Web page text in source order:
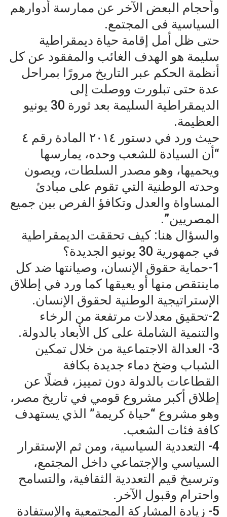
وأحجام البعض الآخر عن ممارسة أدوارهم
السياسية فى المجتمع.
حتى ظل أمل إقامة حياة ديمقراطية
سليمة هو الهدف الغائب والمفقود عن كل
أنظمة الحكم عبر التاريخ مرورًا بمراحل
عدة حتى تبلورت ووصلت إلى
الديمقراطية السليمة بعد ثورة 30 يونيو
العظيمة.
حيث ورد في دستور ٢٠١٤ المادة رقم ٤
“أن السيادة للشعب وحده، يمارسها
ويحميها، وهو مصدر السلطات، ويصون
وحدته الوطنية التي تقوم على مبادئ
المساواة والعدل وتكافؤ الفرص بين جميع
المصريين”.
والسؤال هنا: كيف تحققت الديمقراطية
في جمهورية 30 يونيو الجديدة؟
1-حماية حقوق الإنسان، وصيانتها ضد كل
ماينتقص منها أو يعيقها كما ورد في إطلاق
الإستراتيجية الوطنية لحقوق الإنسان.
2-تحقيق معدلات مرتفعة من الرخاء
والتنمية الشاملة على كل الأبعاد بالدولة.
3- العدالة الاجتماعية من خلال تمكين
الشباب وضخ دماء جديدة بكافة
القطاعات بالدولة دون تمييز، فضلًا عن
إطلاق أكبر مشروع قومي في تاريخ مصر،
وهو مشروع “حياة كريمة” الذي يستهدف
كافة فئات الشعب.
4- التعددية السياسية، ومن ثم الإستقرار
السياسي والإجتماعي داخل المجتمع،
وترسيخ قيم التعددية الثقافية، والتسامح
واحترام وقبول الآخر.
5- زيادة المشاركة المجتمعية والإستفادة